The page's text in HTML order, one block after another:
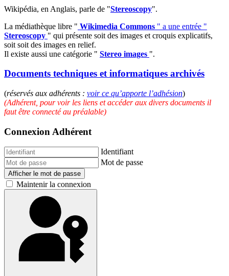
Wikipédia, en Anglais, parle de "Stereoscopy".
La médiathèque libre " Wikimedia Commons " a une entrée "
Stereoscopy " qui présente soit des images et croquis explicatifs,
soit soit des images en relief.
Il existe aussi une catégorie " Stereo images ".
Documents techniques et informatiques archivés
(réservés aux adhérents : voir ce qu’apporte l’adhésion)
(Adhérent, pour voir les liens et accéder aux divers documents il
faut être connecté au préalable)
Connexion Adhérent
Identifiant
Mot de passe
Afficher le mot de passe
Maintenir la connexion